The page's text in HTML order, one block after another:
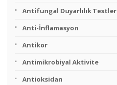
Antifungal Duyarlılık Testler
Anti-İnflamasyon
Antikor
Antimikrobiyal Aktivite
Antioksidan